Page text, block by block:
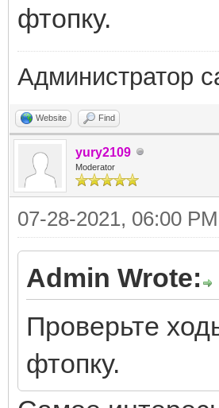
фтопку.
Администратор
Website Find
yury2109
Moderator
07-28-2021, 06:00 PM
Admin Wrote:
Проверьте
фтопку.